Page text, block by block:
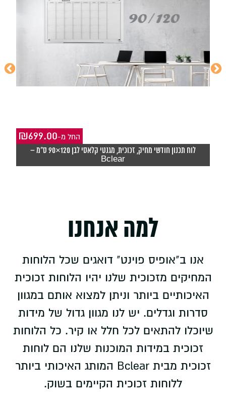
₪699.00 -החל מ
לוח תכנון חודשי מחיק, זכוכית, מגנטי קלאסי לבן 120×90 ס"מ –
Bclear
למה אנחנו
אנו ב"אופיס פוינט" דואגים שכל הלוחות
המחיקים מזכוכית שלנו יהיו הלוחות זכוכית
האיכותיים ביותר וניתן למצוא אותם במגוון
סדרות וגדלים. יש לנו מגוון גדול של מידות
שיוכלו להתאים לכל חלל או קיר. כל הלוחות
זכוכית במידות המוכנות שלנו הם לוחות
זכוכית מבית Bclear המותג האיכותי ביותר
ללוחות זכוכית הקיימים בשוק.